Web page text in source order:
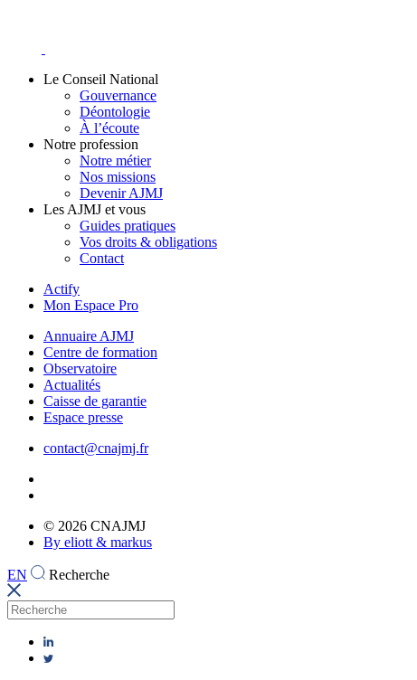
Le Conseil National
Gouvernance
Déontologie
À l’écoute
Notre profession
Notre métier
Nos missions
Devenir AJMJ
Les AJMJ et vous
Guides pratiques
Vos droits & obligations
Contact
Actify
Mon Espace Pro
Annuaire AJMJ
Centre de formation
Observatoire
Actualités
Caisse de garantie
Espace presse
contact@cnajmj.fr
© 2026 CNAJMJ
By eliott & markus
EN Recherche